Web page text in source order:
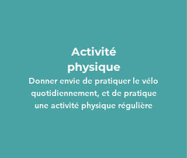
Activité
physique
Donner envie de pratiquer le vélo
quotidiennement, et de pratique
une activité physique régulière